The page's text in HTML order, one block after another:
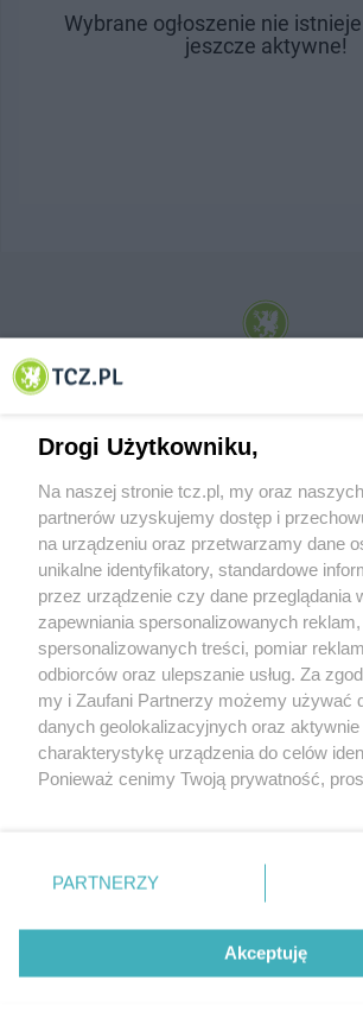
Wybrane ogłoszenie nie
jeszcze aktywne!
© 2001-2026 Tczew - TCZ.PL Sp. z o.o. Internetowy
O FIRMIE POLITYKA
REKLAMA WSPÓŁPRACA RSS
Nasze serwisy
Aktualności
Tcz24
Historia miasta
Drogi Użytkowniku,
Na naszej stronie tcz.pl, my oraz
partnerów uzyskujemy dostęp i
na urządzeniu oraz przetwarzamy dane
unikalne identyfikatory, standardowe
przez urządzenie czy dane przeglądania
zapewniania spersonalizowanych
spersonalizowanych treści, pomiar
odbiorców oraz ulepszanie usług. Za
my i Zaufani Partnerzy możemy używać
danych geolokalizacyjnych oraz
charakterystykę urządzenia do celów
Ponieważ cenimy Twoją prywatność,
znajdujący się w lewym dolnym rogu
przetwarzaniu. Preferencje będą miały
PARTNERZY
Akceptuję